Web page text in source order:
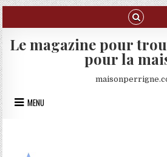
Skip to content
Le magazine pour
pour la
MENU